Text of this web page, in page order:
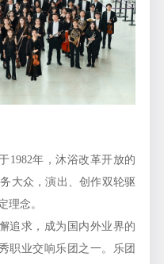
年，沐浴改革开放的
大众，演出、创作双轮驱
理念。
求，成为国内外业界的
职业交响乐团之一。乐团